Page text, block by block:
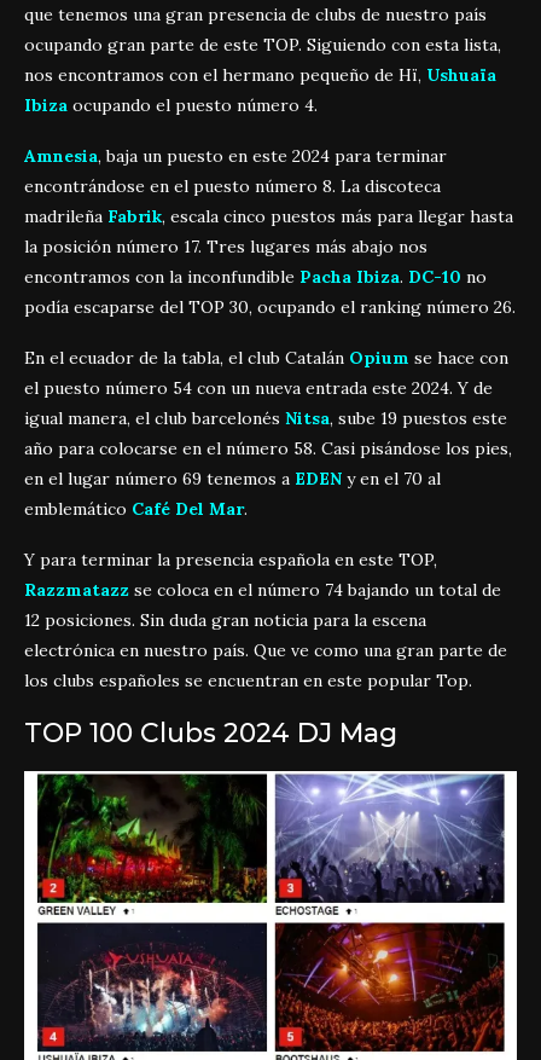
que tenemos una gran presencia de clubs de nuestro país
ocupando gran parte de este TOP. Siguiendo con esta lista,
nos encontramos con el hermano pequeño de Hï, Ushuaïa
Ibiza ocupando el puesto número 4.
Amnesia, baja un puesto en este 2024 para terminar
encontrándose en el puesto número 8. La discoteca
madrileña Fabrik, escala cinco puestos más para llegar hasta
la posición número 17. Tres lugares más abajo nos
encontramos con la inconfundible Pacha Ibiza. DC-10 no
podía escaparse del TOP 30, ocupando el ranking número 26.
En el ecuador de la tabla, el club Catalán Opium se hace con
el puesto número 54 con un nueva entrada este 2024. Y de
igual manera, el club barcelonés Nitsa, sube 19 puestos este
año para colocarse en el número 58. Casi pisándose los pies,
en el lugar número 69 tenemos a EDEN y en el 70 al
emblemático Café Del Mar.
Y para terminar la presencia española en este TOP,
Razzmatazz se coloca en el número 74 bajando un total de
12 posiciones. Sin duda gran noticia para la escena
electrónica en nuestro país. Que ve como una gran parte de
los clubs españoles se encuentran en este popular Top.
TOP 100 Clubs 2024 DJ Mag